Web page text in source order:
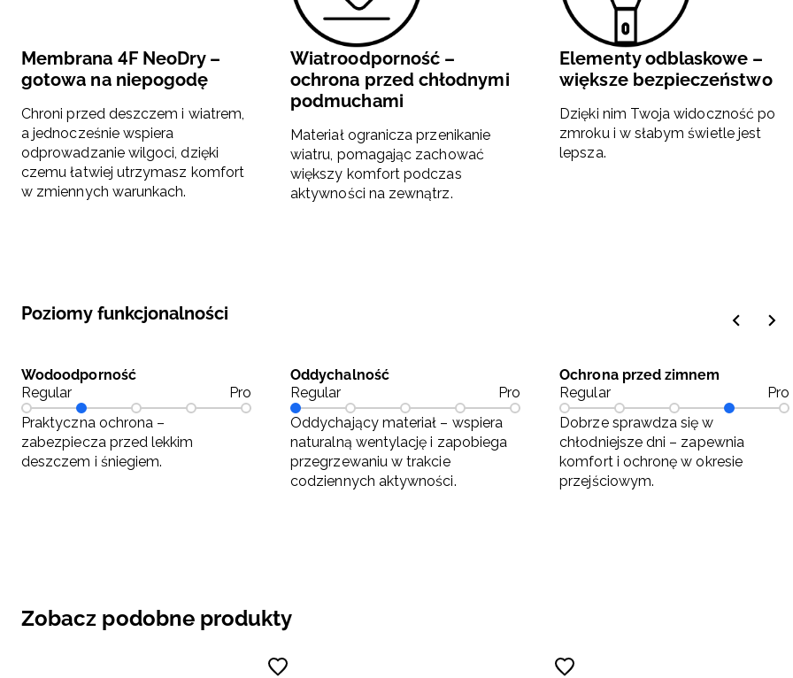
Membrana 4F NeoDry –
gotowa na niepogodę
Chroni przed deszczem i wiatrem,
a jednocześnie wspiera
odprowadzanie wilgoci, dzięki
czemu łatwiej utrzymasz komfort
w zmiennych warunkach.
Wiatroodporność –
ochrona przed chłodnymi
podmuchami
Materiał ogranicza przenikanie
wiatru, pomagając zachować
większy komfort podczas
aktywności na zewnątrz.
Elementy odblaskowe –
większe bezpieczeństwo
Dzięki nim Twoja widoczność po
zmroku i w słabym świetle jest
lepsza.
Poziomy funkcjonalności
Wodoodporność
Regular
Pro
Praktyczna ochrona –
zabezpiecza przed lekkim
deszczem i śniegiem.
Oddychalność
Regular
Pro
Oddychający materiał – wspiera
naturalną wentylację i zapobiega
przegrzewaniu w trakcie
codziennych aktywności.
Ochrona przed zimnem
Regular
Pro
Dobrze sprawdza się w
chłodniejsze dni – zapewnia
komfort i ochronę w okresie
przejściowym.
Zobacz podobne produkty